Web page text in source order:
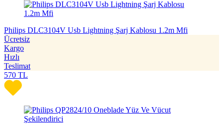
Philips DLC3104V Usb Lightning Şarj Kablosu 1.2m Mfi
Ücretsiz
Kargo
Hızlı
Teslimat
570 TL